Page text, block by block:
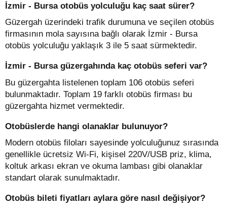
İzmir - Bursa otobüs yolculuğu kaç saat sürer?
Güzergah üzerindeki trafik durumuna ve seçilen otobüs
firmasının mola sayısına bağlı olarak İzmir - Bursa
otobüs yolculuğu yaklaşık 3 ile 5 saat sürmektedir.
İzmir - Bursa güzergahında kaç otobüs seferi var?
Bu güzergahta listelenen toplam 106 otobüs seferi
bulunmaktadır. Toplam 19 farklı otobüs firması bu
güzergahta hizmet vermektedir.
Otobüslerde hangi olanaklar bulunuyor?
Modern otobüs filoları sayesinde yolculuğunuz sırasında
genellikle ücretsiz Wi-Fi, kişisel 220V/USB priz, klima,
koltuk arkası ekran ve okuma lambası gibi olanaklar
standart olarak sunulmaktadır.
Otobüs bileti fiyatları aylara göre nasıl değişiyor?